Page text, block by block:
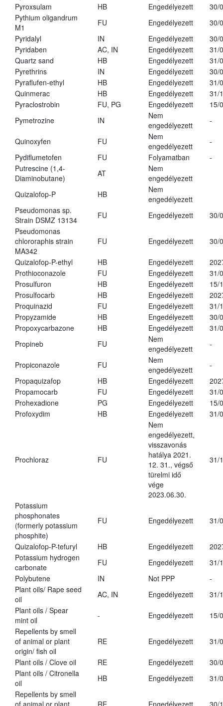
Pyroxsulam
HB Engedélyezett
30/
Pythium oligandrum
M1
FU Engedélyezett
30/
Pyridalyl
IN Engedélyezett
30/
Pyridaben
AC, IN Engedélyezett
31/
Quartz sand
HB Engedélyezett
31/
Pyrethrins
IN Engedélyezett
30/
Pyraflufen-ethyl
HB Engedélyezett
31/
Quinmerac
HB Engedélyezett
31/
Pyraclostrobin
FU, PG Engedélyezett
15/
Pymetrozine
IN
Nem
engedélyezett
-
Quinoxyfen FU
Nem
engedélyezett
-
Pydiflumetofen
FU Folyamatban
-
Putrescine (1,4-
Diaminobutane)
AT
Nem
engedélyezett
Quizalofop-P
HB
Nem
engedélyezett
Pseudomonas sp.
Strain DSMZ 13134
FU Engedélyezett
30/
Pseudomonas
chlororaphis strain
MA342
FU Engedélyezett 30/
Quizalofop-P-ethyl HB Engedélyezett
Prothioconazole
FU Engedélyezett
31/
Prosulfuron
HB Engedélyezett
15/
Prosulfocarb
HB Engedélyezett
Proquinazid
FU Engedélyezett
31/
Propyzamide
HB Engedélyezett
30/
Propoxycarbazone
HB Engedélyezett
31/
Propineb
FU
Nem
engedélyezett
-
Propiconazole FU
Nem
engedélyezett
-
Propaquizafop
HB Engedélyezett
Propamocarb
FU Engedélyezett
31/
Prohexadione
PG Engedélyezett
15/
Profoxydim
HB Engedélyezett 31/
Prochloraz FU
Nem
engedélyezett,
visszavonás
hatálya 2021.
12. 31., végső
türelmi idő
vége
2023.06.30.
31/
Potassium
phosphonates
(formerly potassium
phosphite)
FU Engedélyezett 31/
Quizalofop-P-tefuryl HB Engedélyezett
Potassium hydrogen
carbonate
FU Engedélyezett
31/
Polybutene
IN Not PPP
-
Plant oils/ Rape seed
oil
AC, IN Engedélyezett
31/
Plant oils / Spear
mint oil
- Engedélyezett
15/
Repellents by smell
of animal or plant
origin/ fish oil
RE Engedélyezett 31/
Plant oils / Clove oil RE Engedélyezett
30/
Plant oils / Citronella
oil
HB Engedélyezett
31/
Repellents by smell